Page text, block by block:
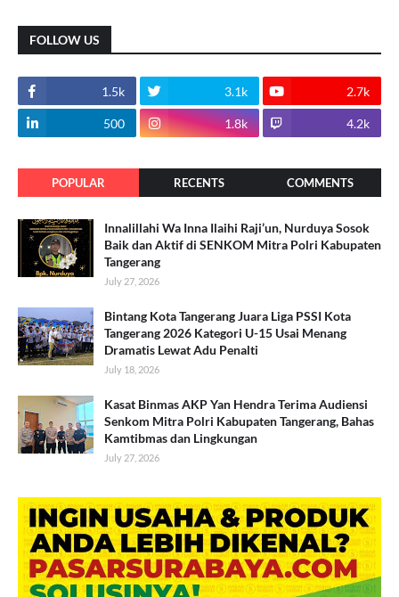
FOLLOW US
1.5k 3.1k 2.7k
500 1.8k 4.2k
POPULAR RECENTS COMMENTS
Innalillahi Wa Inna Ilaihi Raji’un, Nurduya Sosok
Baik dan Aktif di SENKOM Mitra Polri Kabupaten
Tangerang
July 27, 2026
Bintang Kota Tangerang Juara Liga PSSI Kota
Tangerang 2026 Kategori U-15 Usai Menang
Dramatis Lewat Adu Penalti
July 18, 2026
Kasat Binmas AKP Yan Hendra Terima Audiensi
Senkom Mitra Polri Kabupaten Tangerang, Bahas
Kamtibmas dan Lingkungan
July 27, 2026